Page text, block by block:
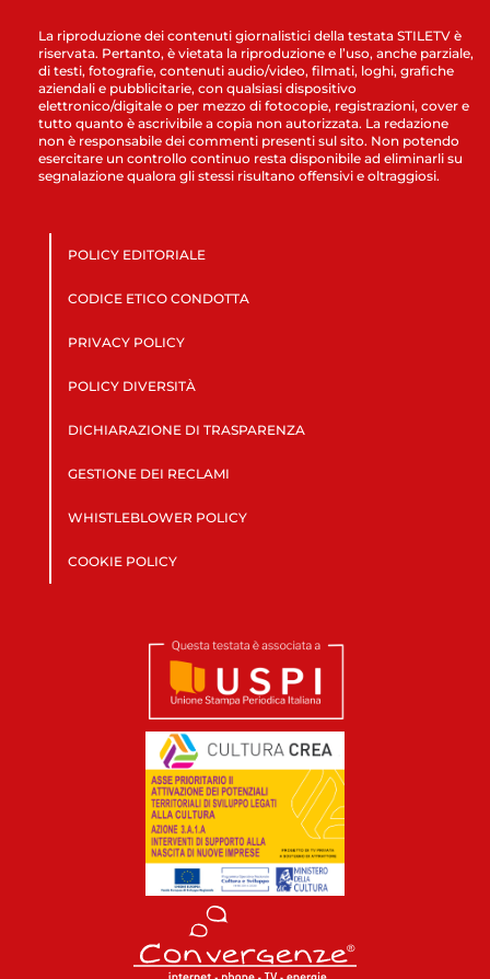
La riproduzione dei contenuti giornalistici della testata STILETV è
riservata. Pertanto, è vietata la riproduzione e l’uso, anche parziale,
di testi, fotografie, contenuti audio/video, filmati, loghi, grafiche
aziendali e pubblicitarie, con qualsiasi dispositivo
elettronico/digitale o per mezzo di fotocopie, registrazioni, cover e
tutto quanto è ascrivibile a copia non autorizzata. La redazione
non è responsabile dei commenti presenti sul sito. Non potendo
esercitare un controllo continuo resta disponibile ad eliminarli su
segnalazione qualora gli stessi risultano offensivi e oltraggiosi.
POLICY EDITORIALE
CODICE ETICO CONDOTTA
PRIVACY POLICY
POLICY DIVERSITÀ
DICHIARAZIONE DI TRASPARENZA
GESTIONE DEI RECLAMI
WHISTLEBLOWER POLICY
COOKIE POLICY